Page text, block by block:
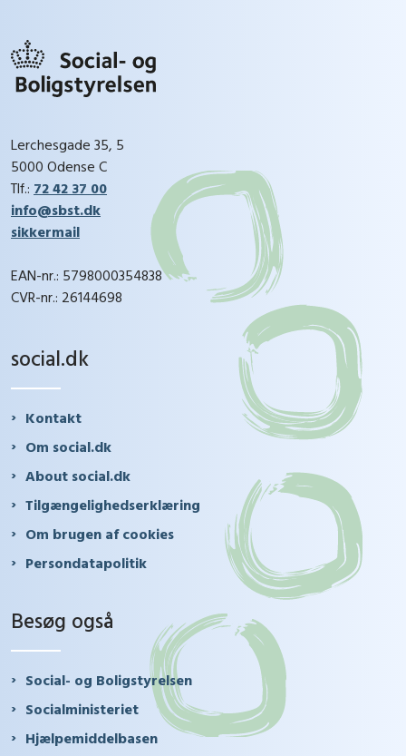
Lerchesgade 35, 5
5000 Odense C
Tlf.: 72 42 37 00
info@sbst.dk
sikkermail
EAN-nr.: 5798000354838
CVR-nr.: 26144698
social.dk
Kontakt
Om social.dk
About social.dk
Tilgængelighedserklæring
Om brugen af cookies
Persondatapolitik
Besøg også
Social- og Boligstyrelsen
Socialministeriet
Hjælpemiddelbasen